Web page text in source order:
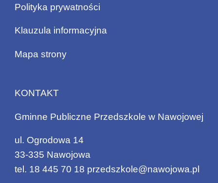
Polityka prywatności
Klauzula informacyjna
Mapa strony
KONTAKT
Gminne Publiczne Przedszkole w Nawojowej
ul. Ogrodowa 14
33-335 Nawojowa
tel. 18 445 70 18 przedszkole@nawojowa.pl